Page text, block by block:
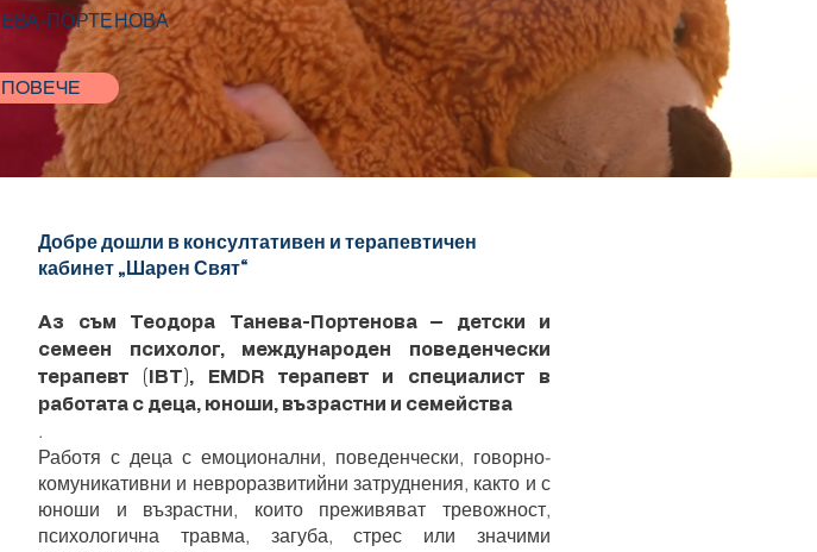
ПОРТЕНОВА
Добре дошли в консултативен и терапевтичен
кабинет „Шарен Свят“
Аз съм Теодора Танева-Портенова – детски и
семеен психолог, международен поведенчески
терапевт (IBT), EMDR терапевт и специалист в
работата с деца, юноши, възрастни и семейства
.
Работя с деца с емоционални, поведенчески, говорно-
комуникативни и невроразвитийни затруднения, както и с
юноши и възрастни, които преживяват тревожност,
психологична травма, загуба, стрес или значими